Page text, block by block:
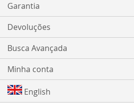
Garantia
Devoluções
Busca Avançada
Minha conta
English